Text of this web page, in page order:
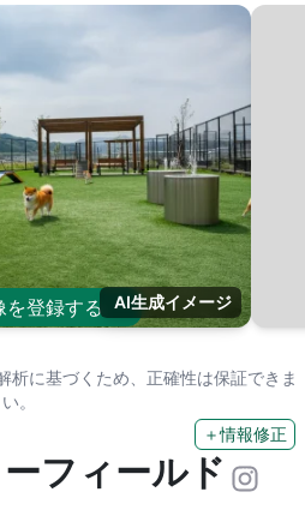
を登録する AI生成イメージ
析に基づくため、正確性は保証できま
。
＋情報修正
フィールド